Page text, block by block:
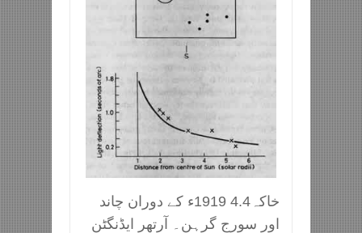
خاکہ4.4 1919ء کے دوران چاند
اور سورج گرہن۔ آرتھر ایڈنگٹن